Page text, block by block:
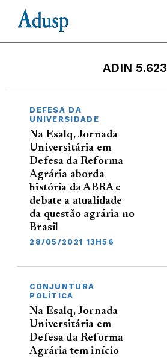
ADIN 5.623
DEFESA DA
UNIVERSIDADE
Na Esalq, Jornada
Universitária em
Defesa da Reforma
Agrária aborda
história da ABRA e
debate a atualidade
da questão agrária no
Brasil
28/05/2021 13H56
CONJUNTURA
POLÍTICA
Na Esalq, Jornada
Universitária em
Defesa da Reforma
Agrária tem início